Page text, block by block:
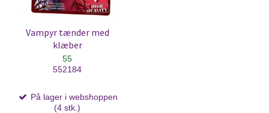
Vampyr tænder med
klæber
55
552184
På lager i webshoppen
(4 stk.)